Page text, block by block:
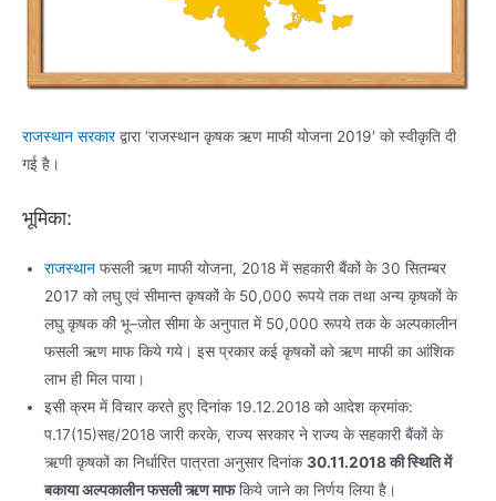
राजस्थान सरकारद्वारा ‘राजस्थान कृषक ऋण माफी योजना 2019′ को स्वीकृति दी
गई है।
भूमिका:
राजस्थान फसली ऋण माफी योजना, 2018 में सहकारी बैंकों के 30 सितम्बर
2017 को लघु एवं सीमान्त कृषकों के 50,000 रूपये तक तथा अन्य कृषकों के
लघु कृषक की भू–जोत सीमा के अनुपात में 50,000 रूपये तक के अल्पकालीन
फसली ऋण माफ किये गये। इस प्रकार कई कृषकों को ऋण माफी का आंशिक
लाभ ही मिल पाया।
इसी क्रम में विचार करते हुए दिनांक 19.12.2018 को आदेश क्रमांक:
प.17(15)सह/2018 जारी करके, राज्य सरकार ने राज्य के सहकारी बैंकों के
ऋणी कृषकों का निर्धारित पात्रता अनुसार दिनांक30.11.2018 की स्थिति में
बकाया अल्पकालीन फसली ऋण माफकिये जाने का निर्णय लिया है।